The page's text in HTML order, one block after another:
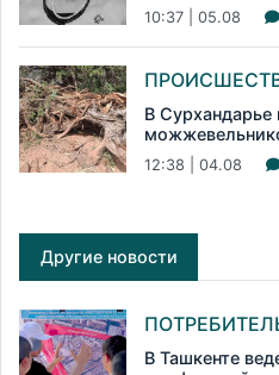
10:37 | 05.08
В Сурхандарье
12:38 | 04.08
Другие новости
В Ташкенте